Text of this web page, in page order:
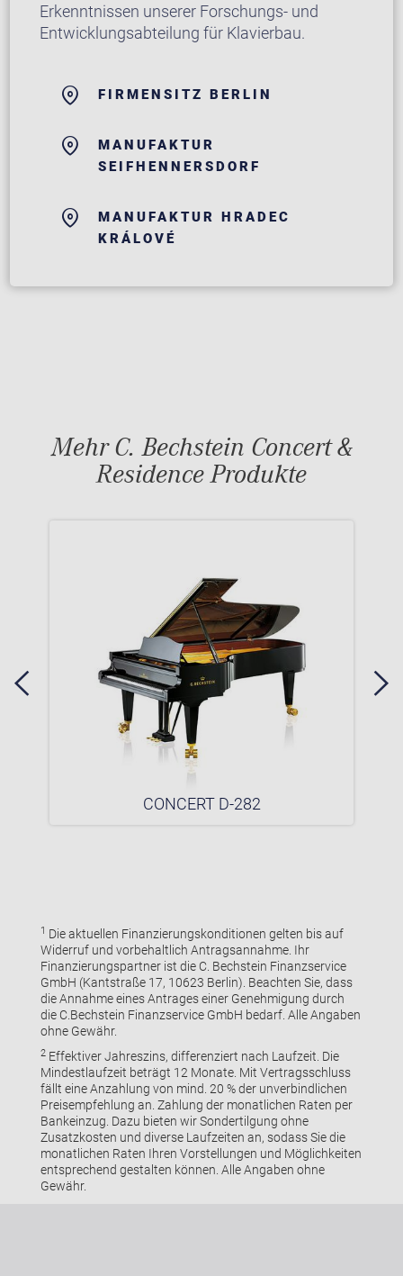
Erkenntnissen unserer Forschungs- und
Entwicklungsabteilung für Klavierbau.
FIRMENSITZ BERLIN
MANUFAKTUR
SEIFHENNERSDORF
MANUFAKTUR HRADEC
KRÁLOVÉ
Mehr C. Bechstein Concert &
Residence Produkte
CONCERT D-282
1 Die aktuellen Finanzierungskonditionen gelten bis auf
Widerruf und vorbehaltlich Antragsannahme. Ihr
Finanzierungspartner ist die C. Bechstein Finanzservice
GmbH (Kantstraße 17, 10623 Berlin). Beachten Sie, dass
die Annahme eines Antrages einer Genehmigung durch
die C.Bechstein Finanzservice GmbH bedarf. Alle Angaben
ohne Gewähr.
2Effektiver Jahreszins, differenziert nach Laufzeit. Die
Mindestlaufzeit beträgt 12 Monate. Mit Vertragsschluss
fällt eine Anzahlung von mind. 20 % der unverbindlichen
Preisempfehlung an. Zahlung der monatlichen Raten per
Bankeinzug. Dazu bieten wir Sondertilgung ohne
Zusatzkosten und diverse Laufzeiten an, sodass Sie die
monatlichen Raten Ihren Vorstellungen und Möglichkeiten
entsprechend gestalten können. Alle Angaben ohne
Gewähr.